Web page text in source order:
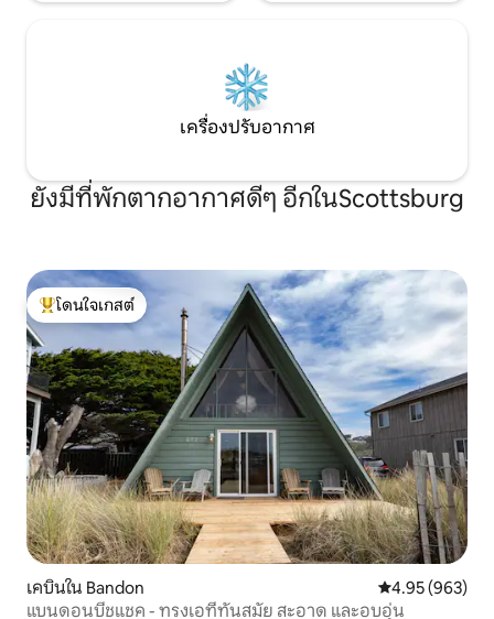
เครื่องปรับอากาศ
ยังมีที่พักตากอากาศดีๆ อีกในScottsburg
โดนใจเกสต์ที่สุด
โดนใจเกสต์
เคบินใน Bandon คะแนนเฉลี่ย
4.95 (963)
แบนดอนบีชแชค - ทรงเอที่ทันสมัย สะอาด และอบอุ่น